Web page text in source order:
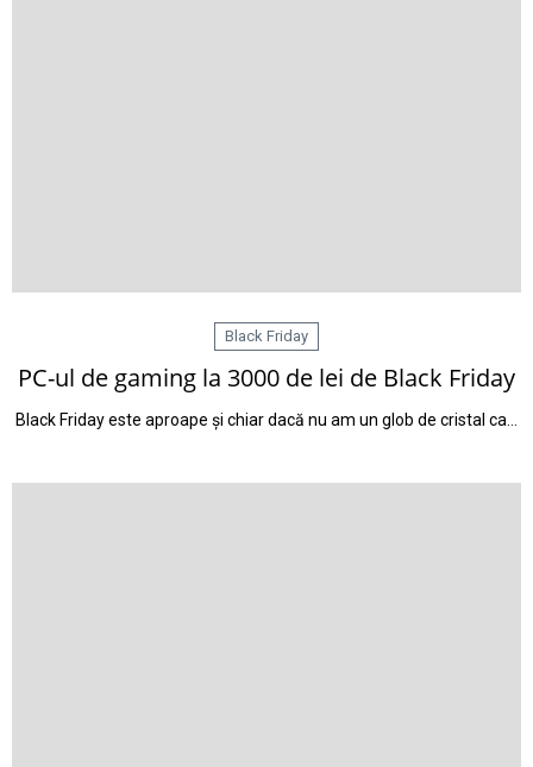
Black Friday
PC-ul de gaming la 3000 de lei de Black Friday
Black Friday este aproape și chiar dacă nu am un glob de cristal ca…